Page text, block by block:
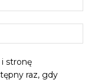
stronę
raz, gdy